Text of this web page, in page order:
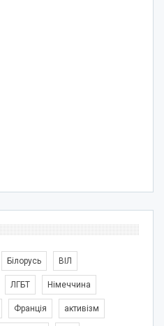
Білорусь ВІЛ
ЛГБТ Німеччина
Франція активізм